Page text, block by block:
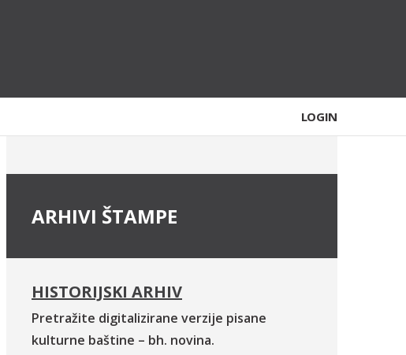
LOGIN
ARHIVI ŠTAMPE
HISTORIJSKI ARHIV
Pretražite digitalizirane verzije pisane
kulturne baštine – bh. novina.